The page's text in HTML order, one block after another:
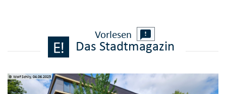
Vorlesen
Das Stadtmagazin
© Wolf Schily, 04.06.2025